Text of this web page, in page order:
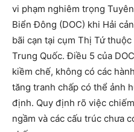
vi phạm nghiêm trọng
Biển Đông (DOC) khi Hải
bãi cạn tại cụm Thị Tứ
Trung Quốc. Điều 5 của
kiềm chế, không có các
tăng tranh chấp có thể ảnh
định. Quy định rõ việc
ngầm và các cấu trúc chưa